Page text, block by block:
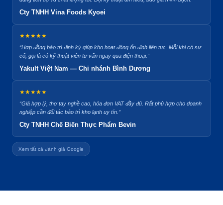
Cty TNHH Vina Foods Kyoei
★★★★★
“Hợp đồng bảo trì định kỳ giúp kho hoạt động ổn định liên tục. Mỗi khi có sự
cố, gọi là có kỹ thuật viên tư vấn ngay qua điện thoại.”
Yakult Việt Nam — Chi nhánh Bình Dương
★★★★★
“Giá hợp lý, thợ tay nghề cao, hóa đơn VAT đầy đủ. Rất phù hợp cho doanh
nghiệp cần đối tác bảo trì kho lạnh uy tín.”
Cty TNHH Chế Biến Thực Phẩm Bevin
Xem tất cả đánh giá Google